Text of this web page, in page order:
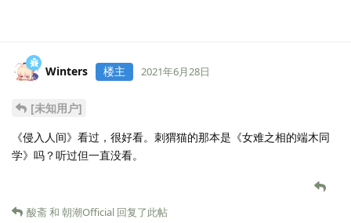
Winters 楼主 2021年6月28日
[未知用户]
《侵入人间》看过，很好看。刺猬猫的那本是《女难之相的端木同
学》吗？听过但一直没看。
酸斋和 朝潮Official 回复了此帖